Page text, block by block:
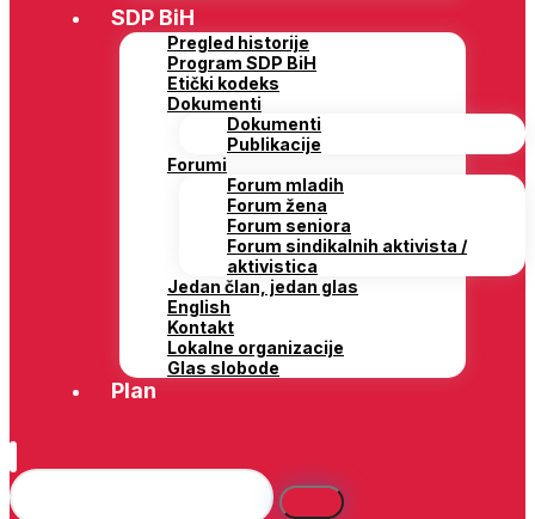
SDP BiH
Pregled historije
Program SDP BiH
Etički kodeks
Dokumenti
Dokumenti
Publikacije
Forumi
Forum mladih
Forum žena
Forum seniora
Forum sindikalnih aktivista /
aktivistica
Jedan član, jedan glas
English
Kontakt
Lokalne organizacije
Glas slobode
Plan